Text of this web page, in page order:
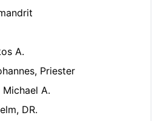
A.
Priester
A.
DR.